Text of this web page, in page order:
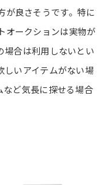
が良さそうです。特に
オークションは実物が
場合は利用しないとい
しいアイテムがない場
ど気長に探せる場合